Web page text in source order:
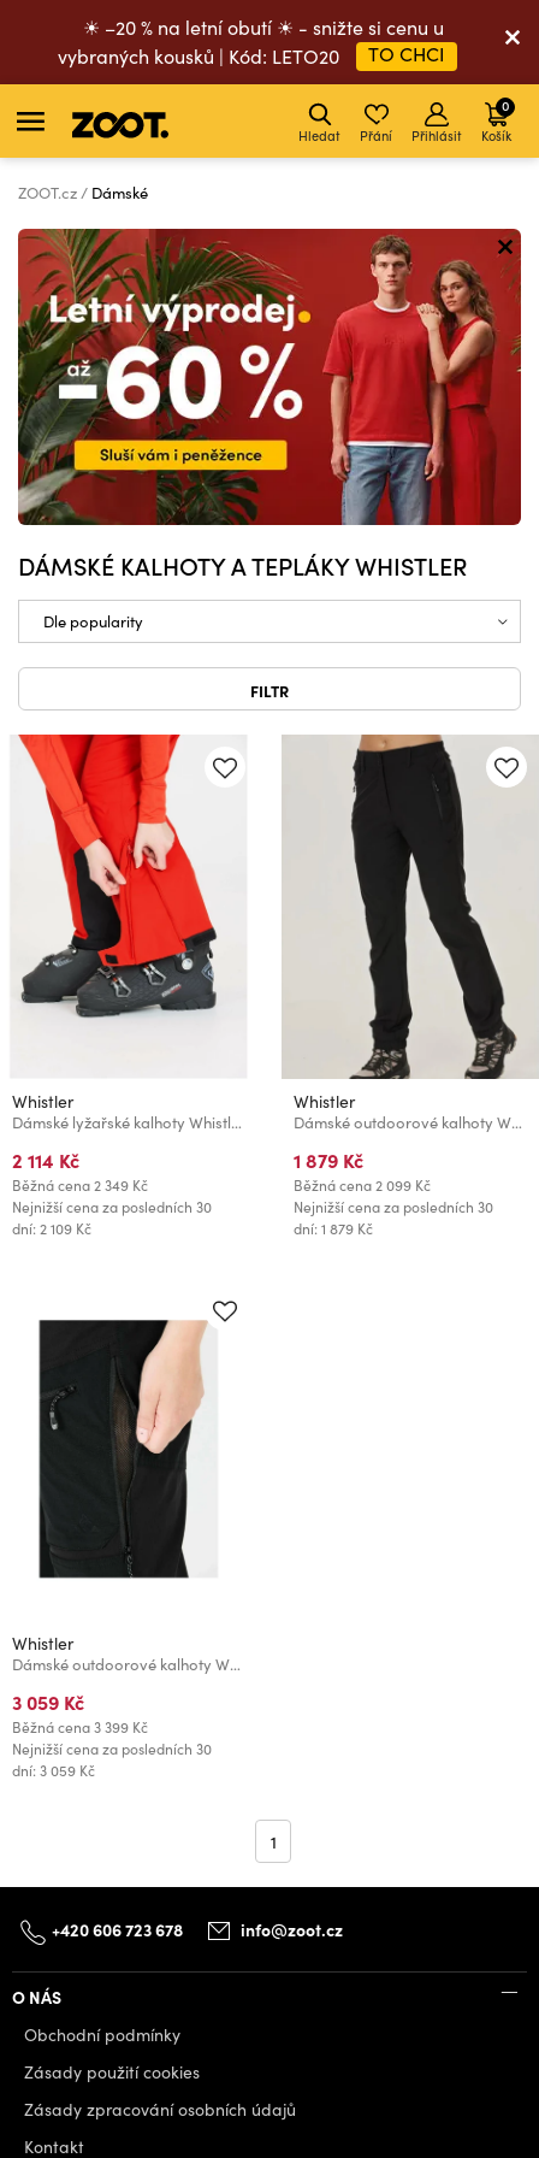
☀ –20 % na letní obutí ☀ - snižte si cenu u
vybraných kousků | Kód: LETO20
TO CHCI
Hledat Přání Přihlásit Košík
0
ZOOT.cz Dámské
DÁMSKÉ KALHOTY A TEPLÁKY WHISTLER
FILTR
Whistler
Dámské lyžařské kalhoty Whistler DRIZZLE
2 114 Kč
Běžná cena2 349 Kč
Nejnižší cena za posledních 30
dní: 2 109 Kč
Whistler
Dámské outdoorové kalhoty Whistler NAIA
1 879 Kč
Běžná cena2 099 Kč
Nejnižší cena za posledních 30
dní: 1 879 Kč
Whistler
Dámské outdoorové kalhoty Whistler KODIAK
3 059 Kč
Běžná cena3 399 Kč
Nejnižší cena za posledních 30
dní: 3 059 Kč
1
+420 606 723 678 info@zoot.cz
O NÁS
Obchodní podmínky
Zásady použití cookies
Zásady zpracování osobních údajů
Kontakt